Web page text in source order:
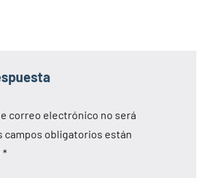
correo electrónico no será
campos obligatorios están
*